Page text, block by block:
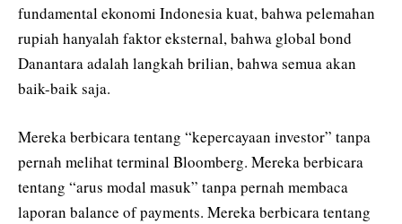
fundamental ekonomi Indonesia kuat, bahwa pelemahan
rupiah hanyalah faktor eksternal, bahwa global bond
Danantara adalah langkah brilian, bahwa semua akan
baik-baik saja.
Mereka berbicara tentang “kepercayaan investor” tanpa
pernah melihat terminal Bloomberg. Mereka berbicara
tentang “arus modal masuk” tanpa pernah membaca
laporan balance of payments. Mereka berbicara tentang